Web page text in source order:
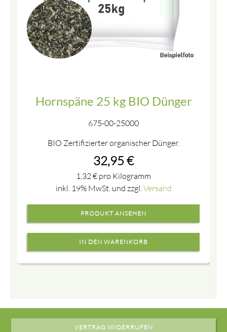
Hornspäne 25 kg BIO Dünger
675-00-25000
BIO Zertifizierter organischer Dünger.
32,95 €
1,32€ pro Kilogramm
inkl. 19% MwSt. und zzgl.Versand
PRODUKT ANSEHEN
VERTRAG WIDERRUFEN